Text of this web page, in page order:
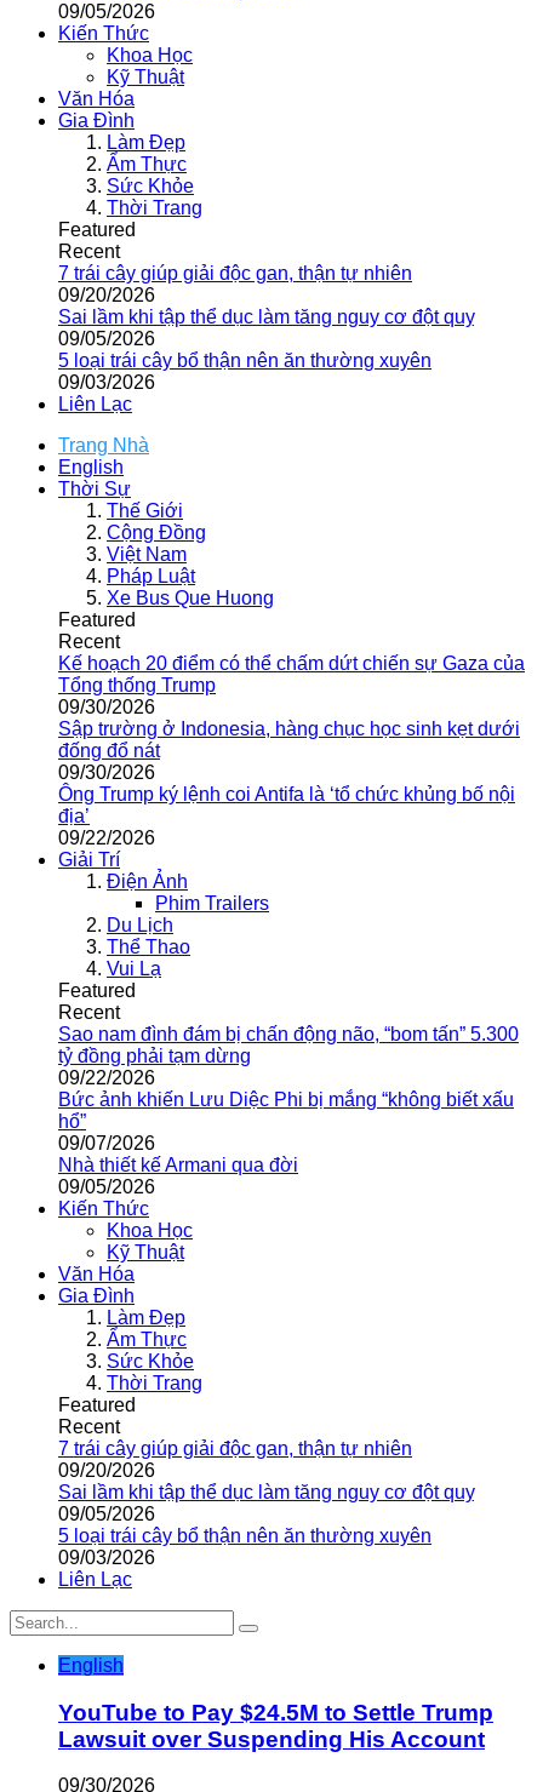
09/05/2026
Kiến Thức
Khoa Học
Kỹ Thuật
Văn Hóa
Gia Đình
Làm Đẹp
Ẩm Thực
Sức Khỏe
Thời Trang
Featured
Recent
7 trái cây giúp giải độc gan, thận tự nhiên
09/20/2026
Sai lầm khi tập thể dục làm tăng nguy cơ đột quỵ
09/05/2026
5 loại trái cây bổ thận nên ăn thường xuyên
09/03/2026
Liên Lạc
Trang Nhà
English
Thời Sự
Thế Giới
Cộng Đồng
Việt Nam
Pháp Luật
Xe Bus Que Huong
Featured
Recent
Kế hoạch 20 điểm có thể chấm dứt chiến sự Gaza của
Tổng thống Trump
09/30/2026
Sập trường ở Indonesia, hàng chục học sinh kẹt dưới
đống đổ nát
09/30/2026
Ông Trump ký lệnh coi Antifa là ‘tổ chức khủng bố nội
địa’
09/22/2026
Giải Trí
Điện Ảnh
Phim Trailers
Du Lịch
Thể Thao
Vui Lạ
Featured
Recent
Sao nam đình đám bị chấn động não, “bom tấn” 5.300
tỷ đồng phải tạm dừng
09/22/2026
Bức ảnh khiến Lưu Diệc Phi bị mắng “không biết xấu
hổ”
09/07/2026
Nhà thiết kế Armani qua đời
09/05/2026
Kiến Thức
Khoa Học
Kỹ Thuật
Văn Hóa
Gia Đình
Làm Đẹp
Ẩm Thực
Sức Khỏe
Thời Trang
Featured
Recent
7 trái cây giúp giải độc gan, thận tự nhiên
09/20/2026
Sai lầm khi tập thể dục làm tăng nguy cơ đột quỵ
09/05/2026
5 loại trái cây bổ thận nên ăn thường xuyên
09/03/2026
Liên Lạc
English
YouTube to Pay $24.5M to Settle Trump
Lawsuit over Suspending His Account
09/30/2026